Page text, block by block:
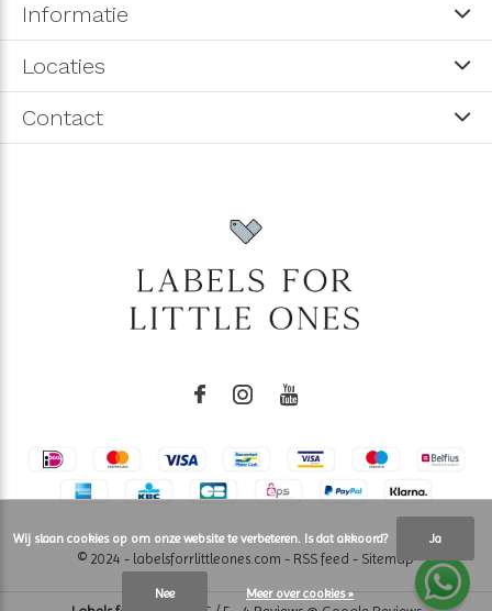
Informatie
Locaties
Contact
© 2024 - labelsforrlittleones.com - RSS feed - Sitemap
Wij slaan cookies op om onze website te verbeteren. Is dat akkoord? Ja
Nee Meer over cookies »